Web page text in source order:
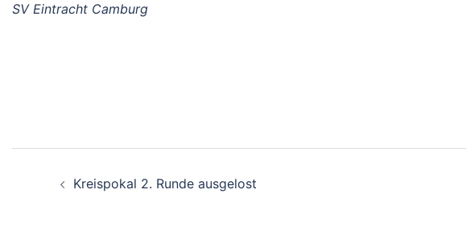
SV Eintracht Camburg
Kreispokal 2. Runde ausgelost